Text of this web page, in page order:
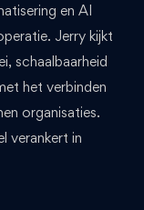
en AI
Jerry kijkt
schaalbaarheid
het verbinden
organisaties.
verankert in